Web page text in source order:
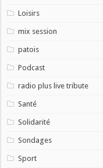
Loisirs
mix session
patois
Podcast
radio plus live tribute
Santé
Solidarité
Sondages
Sport